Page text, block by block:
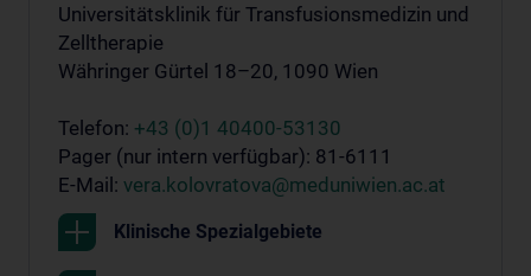
Universitätsklinik für Transfusionsmedizin und
Zelltherapie
Währinger Gürtel 18–20, 1090 Wien
Telefon: +43 (0)1 40400-53130
Pager (nur intern verfügbar): 81-6111
E-Mail: vera.kolovratova@meduniwien.ac.at
Klinische Spezialgebiete